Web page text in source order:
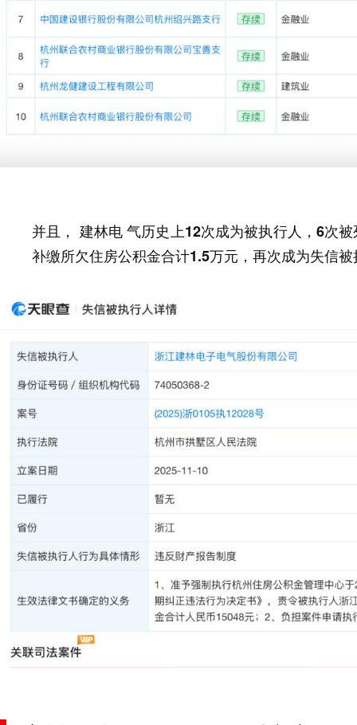
并且， 建林电 气历史上12次成为被执行人，6次
补缴所欠住房公积金合计1.5万元，再次成为失信